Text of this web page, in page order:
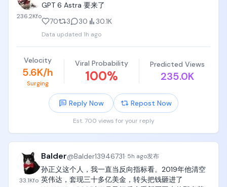
236.2Kfo
GPT 6 Astra 要来了
70
3 30 30.1K
Data updated 1h ago
Velocity
5.6K/h
Surging
Viral Probability
100%
Predicted Views
235.0K
Reply Now Repost Now
Est. 700 views for your reply
33.1Kfo
Balder@Balder13946731· 5h ago发布
孙正义这个人，我一直当反向指标看。2019年他清空
英伟达，套现三十多亿美金，转头把钱砸进了